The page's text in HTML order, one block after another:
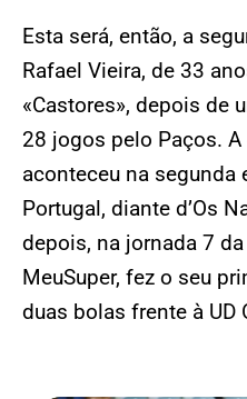
Esta será, então, a
Rafael Vieira, de 33
«Castores», depois de
28 jogos pelo Paços.
aconteceu na segunda
Portugal, diante d’Os
depois, na jornada 7
MeuSuper, fez o seu
duas bolas frente à UD